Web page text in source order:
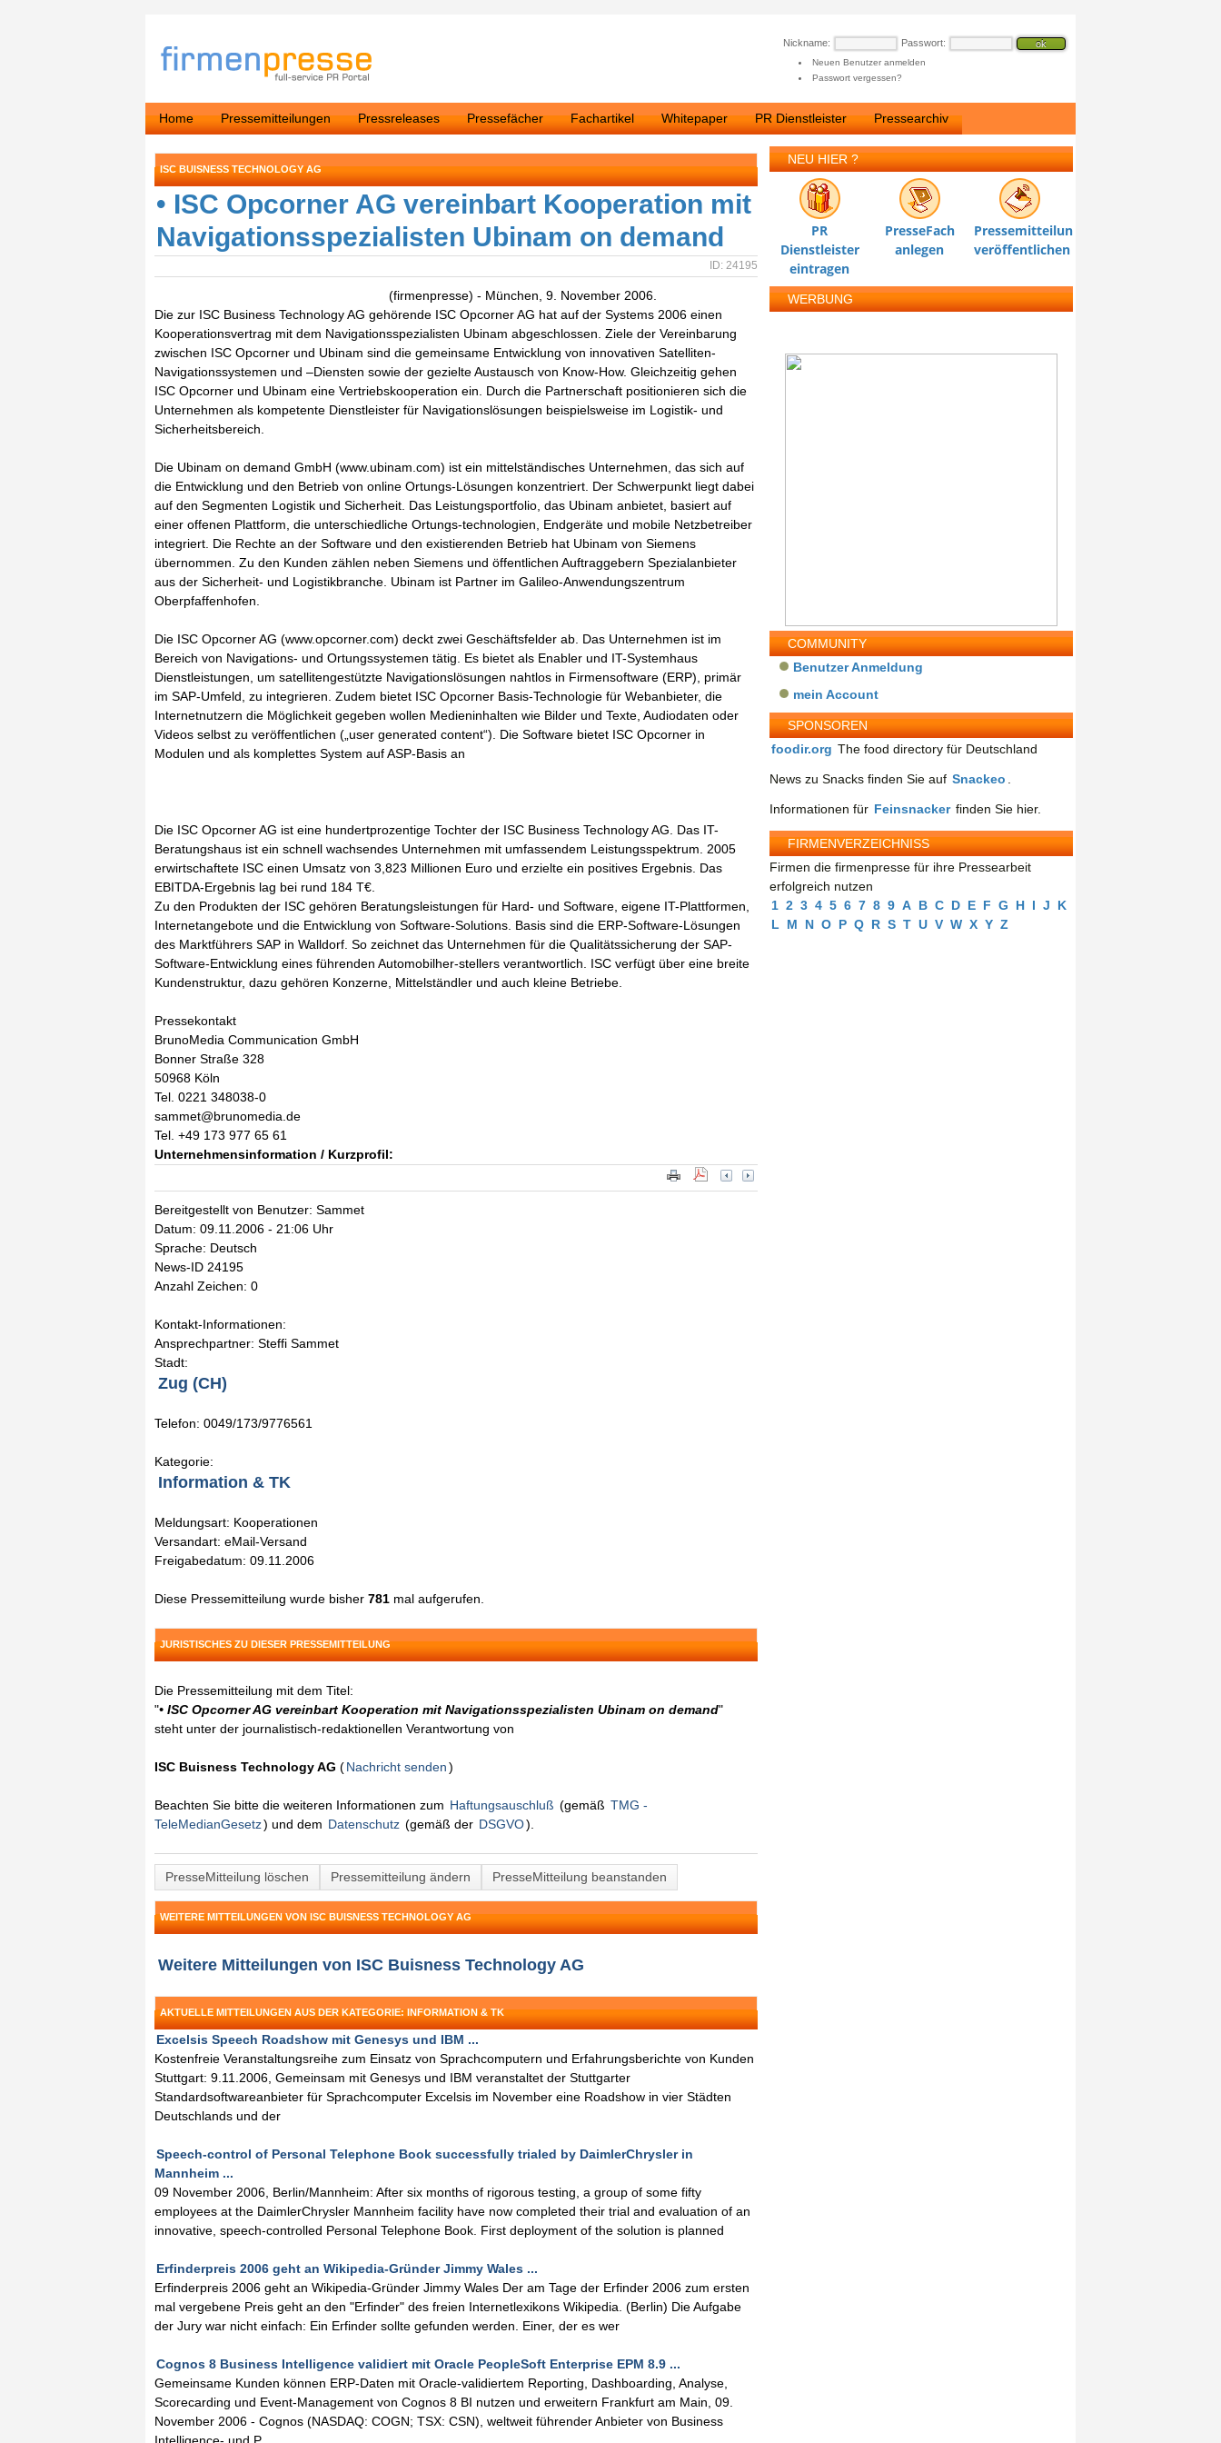
Nickname: Passwort:
Neuen Benutzer anmelden
Passwort vergessen?
Home Pressemitteilungen Pressreleases Pressefächer Fachartikel Whitepaper PR Dienstleister Pressearchiv
ISC BUISNESS TECHNOLOGY AG
• ISC Opcorner AG vereinbart Kooperation mit
Navigationsspezialisten Ubinam on demand
ID: 24195
(firmenpresse) - München, 9. November 2006.
Die zur ISC Business Technology AG gehörende ISC Opcorner AG hat auf der Systems 2006 einen
Kooperationsvertrag mit dem Navigationsspezialisten Ubinam abgeschlossen. Ziele der Vereinbarung
zwischen ISC Opcorner und Ubinam sind die gemeinsame Entwicklung von innovativen Satelliten-
Navigationssystemen und –Diensten sowie der gezielte Austausch von Know-How. Gleichzeitig gehen
ISC Opcorner und Ubinam eine Vertriebskooperation ein. Durch die Partnerschaft positionieren sich die
Unternehmen als kompetente Dienstleister für Navigationslösungen beispielsweise im Logistik- und
Sicherheitsbereich.
Die Ubinam on demand GmbH (www.ubinam.com) ist ein mittelständisches Unternehmen, das sich auf
die Entwicklung und den Betrieb von online Ortungs-Lösungen konzentriert. Der Schwerpunkt liegt dabei
auf den Segmenten Logistik und Sicherheit. Das Leistungsportfolio, das Ubinam anbietet, basiert auf
einer offenen Plattform, die unterschiedliche Ortungs-technologien, Endgeräte und mobile Netzbetreiber
integriert. Die Rechte an der Software und den existierenden Betrieb hat Ubinam von Siemens
übernommen. Zu den Kunden zählen neben Siemens und öffentlichen Auftraggebern Spezialanbieter
aus der Sicherheit- und Logistikbranche. Ubinam ist Partner im Galileo-Anwendungszentrum
Oberpfaffenhofen.
Die ISC Opcorner AG (www.opcorner.com) deckt zwei Geschäftsfelder ab. Das Unternehmen ist im
Bereich von Navigations- und Ortungssystemen tätig. Es bietet als Enabler und IT-Systemhaus
Dienstleistungen, um satellitengestützte Navigationslösungen nahtlos in Firmensoftware (ERP), primär
im SAP-Umfeld, zu integrieren. Zudem bietet ISC Opcorner Basis-Technologie für Webanbieter, die
Internetnutzern die Möglichkeit gegeben wollen Medieninhalten wie Bilder und Texte, Audiodaten oder
Videos selbst zu veröffentlichen („user generated content“). Die Software bietet ISC Opcorner in
Modulen und als komplettes System auf ASP-Basis an
Die ISC Opcorner AG ist eine hundertprozentige Tochter der ISC Business Technology AG. Das IT-
Beratungshaus ist ein schnell wachsendes Unternehmen mit umfassendem Leistungsspektrum. 2005
erwirtschaftete ISC einen Umsatz von 3,823 Millionen Euro und erzielte ein positives Ergebnis. Das
EBITDA-Ergebnis lag bei rund 184 T€.
Zu den Produkten der ISC gehören Beratungsleistungen für Hard- und Software, eigene IT-Plattformen,
Internetangebote und die Entwicklung von Software-Solutions. Basis sind die ERP-Software-Lösungen
des Marktführers SAP in Walldorf. So zeichnet das Unternehmen für die Qualitätssicherung der SAP-
Software-Entwicklung eines führenden Automobilher-stellers verantwortlich. ISC verfügt über eine breite
Kundenstruktur, dazu gehören Konzerne, Mittelständler und auch kleine Betriebe.
Pressekontakt
BrunoMedia Communication GmbH
Bonner Straße 328
50968 Köln
Tel. 0221 348038-0
sammet@brunomedia.de
Tel. +49 173 977 65 61
Unternehmensinformation / Kurzprofil:
Bereitgestellt von Benutzer: Sammet
Datum: 09.11.2006 - 21:06 Uhr
Sprache: Deutsch
News-ID 24195
Anzahl Zeichen: 0
Kontakt-Informationen:
Ansprechpartner: Steffi Sammet
Stadt:
Zug (CH)
Telefon: 0049/173/9776561
Kategorie:
Information & TK
Meldungsart: Kooperationen
Versandart: eMail-Versand
Freigabedatum: 09.11.2006
Diese Pressemitteilung wurde bisher 781 mal aufgerufen.
JURISTISCHES ZU DIESER PRESSEMITTEILUNG
Die Pressemitteilung mit dem Titel:
"• ISC Opcorner AG vereinbart Kooperation mit Navigationsspezialisten Ubinam on demand"
steht unter der journalistisch-redaktionellen Verantwortung von
ISC Buisness Technology AG (Nachricht senden)
Beachten Sie bitte die weiteren Informationen zum Haftungsauschluß (gemäß TMG -
TeleMedianGesetz) und dem Datenschutz (gemäß der DSGVO).
PresseMitteilung löschen Pressemitteilung ändern PresseMitteilung beanstanden
WEITERE MITTEILUNGEN VON ISC BUISNESS TECHNOLOGY AG
Weitere Mitteilungen von ISC Buisness Technology AG
AKTUELLE MITTEILUNGEN AUS DER KATEGORIE: INFORMATION & TK
Excelsis Speech Roadshow mit Genesys und IBM ...
Kostenfreie Veranstaltungsreihe zum Einsatz von Sprachcomputern und Erfahrungsberichte von Kunden
Stuttgart: 9.11.2006, Gemeinsam mit Genesys und IBM veranstaltet der Stuttgarter
Standardsoftwareanbieter für Sprachcomputer Excelsis im November eine Roadshow in vier Städten
Deutschlands und der
Speech-control of Personal Telephone Book successfully trialed by DaimlerChrysler in
Mannheim ...
09 November 2006, Berlin/Mannheim: After six months of rigorous testing, a group of some fifty
employees at the DaimlerChrysler Mannheim facility have now completed their trial and evaluation of an
innovative, speech-controlled Personal Telephone Book. First deployment of the solution is planned
Erfinderpreis 2006 geht an Wikipedia-Gründer Jimmy Wales ...
Erfinderpreis 2006 geht an Wikipedia-Gründer Jimmy Wales Der am Tage der Erfinder 2006 zum ersten
mal vergebene Preis geht an den "Erfinder" des freien Internetlexikons Wikipedia. (Berlin) Die Aufgabe
der Jury war nicht einfach: Ein Erfinder sollte gefunden werden. Einer, der es wer
Cognos 8 Business Intelligence validiert mit Oracle PeopleSoft Enterprise EPM 8.9 ...
Gemeinsame Kunden können ERP-Daten mit Oracle-validiertem Reporting, Dashboarding, Analyse,
Scorecarding und Event-Management von Cognos 8 BI nutzen und erweitern Frankfurt am Main, 09.
November 2006 - Cognos (NASDAQ: COGN; TSX: CSN), weltweit führender Anbieter von Business
NEU HIER ?
PR
Dienstleister
eintragen
PresseFach
anlegen
Pressemitteilung
veröffentlichen
WERBUNG
COMMUNITY
Benutzer Anmeldung
mein Account
SPONSOREN
foodir.org The food directory für Deutschland
News zu Snacks finden Sie auf Snackeo
Informationen für Feinsnacker finden Sie hier.
FIRMENVERZEICHNISS
Firmen die firmenpresse für ihre Pressearbeit
erfolgreich nutzen
1 2 3 4 5 6 7 8 9 A B C D E F G H I J
K
L
M N O P Q R S T U V W X Y Z